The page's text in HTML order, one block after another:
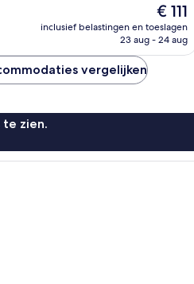
De
prijs
is
€ 111
inclusief belastingen en toeslagen
23 aug - 24 aug
vergelijken
te zien.